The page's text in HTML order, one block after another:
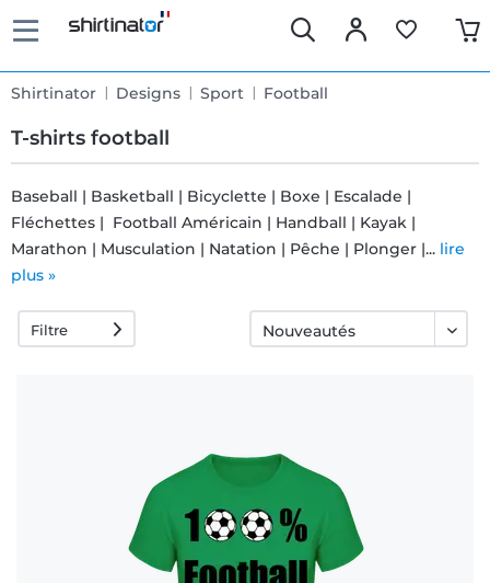
Shirtinator Designs Sport Football
T-shirts football
Livraison
Échange
rétractation
Baseball | Basketball | Bicyclette | Boxe | Escalade |
Fléchettes | Football Américain | Handball | Kayak |
Marathon | Musculation | Natation | Pêche | Plonger |... lire
plus »
Filtre